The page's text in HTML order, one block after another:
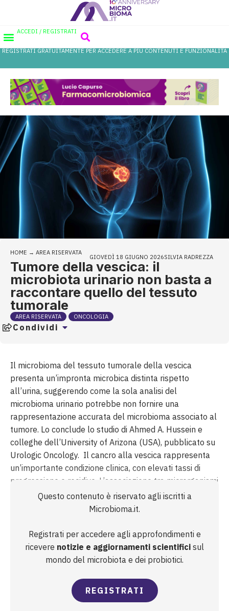
ACCEDI / REGISTRATI
REGISTRATI GRATUITAMENTE PER ACCEDERE A PIÙ CONTENUTI E FUNZIONALITÀ
HOME → AREA RISERVATA
GIOVEDÌ 18 GIUGNO 2026SILVIA RADREZZA
Tumore della vescica: il
microbiota urinario non basta a
raccontare quello del tessuto
tumorale
AREA RISERVATA ONCOLOGIA
Condividi
Il microbioma del tessuto tumorale della vescica
presenta un’impronta microbica distinta rispetto
all’urina, suggerendo come la sola analisi del
microbioma urinario potrebbe non fornire una
rappresentazione accurata del microbioma associato al
tumore. Lo conclude lo studio di Ahmed A. Hussein e
colleghe dell’University of Arizona (USA), pubblicato su
Urologic Oncology. Il cancro alla vescica rappresenta
un’importante condizione clinica, con elevati tassi di
progressione e recidive. L’associazione tra microrganismi
e sviluppo del cancro è stata ampiamente documentata
in diversi tipi di cancro, tra cui quelli del pene, della
Questo contenuto è riservato agli iscritti a
Microbioma.it.
Registrati per accedere agli approfondimenti e
ricevere notizie e aggiornamenti scientifici sul
mondo del microbiota e dei probiotici.
REGISTRATI